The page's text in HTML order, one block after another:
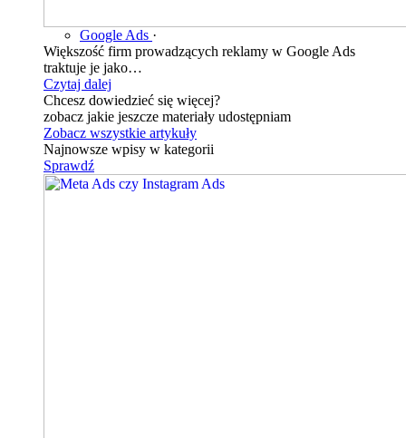
Google Ads ·
Większość firm prowadzących reklamy w Google Ads
traktuje je jako…
Czytaj dalej
Chcesz dowiedzieć się więcej?
zobacz jakie jeszcze materiały udostępniam
Zobacz wszystkie artykuły
Najnowsze wpisy w kategorii
Sprawdź